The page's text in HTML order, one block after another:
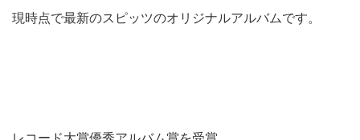
現時点で最新のスピッツのオリジナルアルバムです。